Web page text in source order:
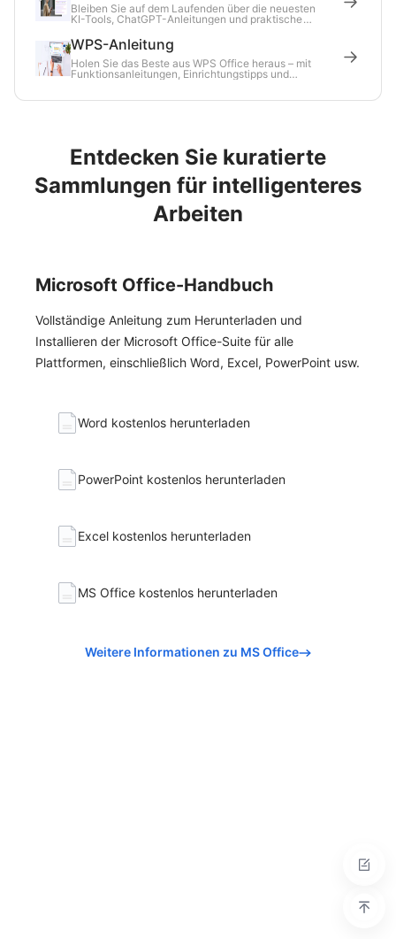
Bleiben Sie auf dem Laufenden über die neuesten
KI-Tools, ChatGPT-Anleitungen und praktische
Arbeitsalltag.
WPS-Anleitung
Holen Sie das Beste aus WPS Office heraus – mit
Funktionsanleitungen, Einrichtungstipps und
Entdecken Sie kuratierte
Sammlungen für intelligenteres
Arbeiten
Microsoft Office-Handbuch
Vollständige Anleitung zum Herunterladen und
Installieren der Microsoft Office-Suite für alle
Plattformen, einschließlich Word, Excel, PowerPoint usw.
Word kostenlos herunterladen
PowerPoint kostenlos herunterladen
Excel kostenlos herunterladen
MS Office kostenlos herunterladen
Weitere Informationen zu MS Office